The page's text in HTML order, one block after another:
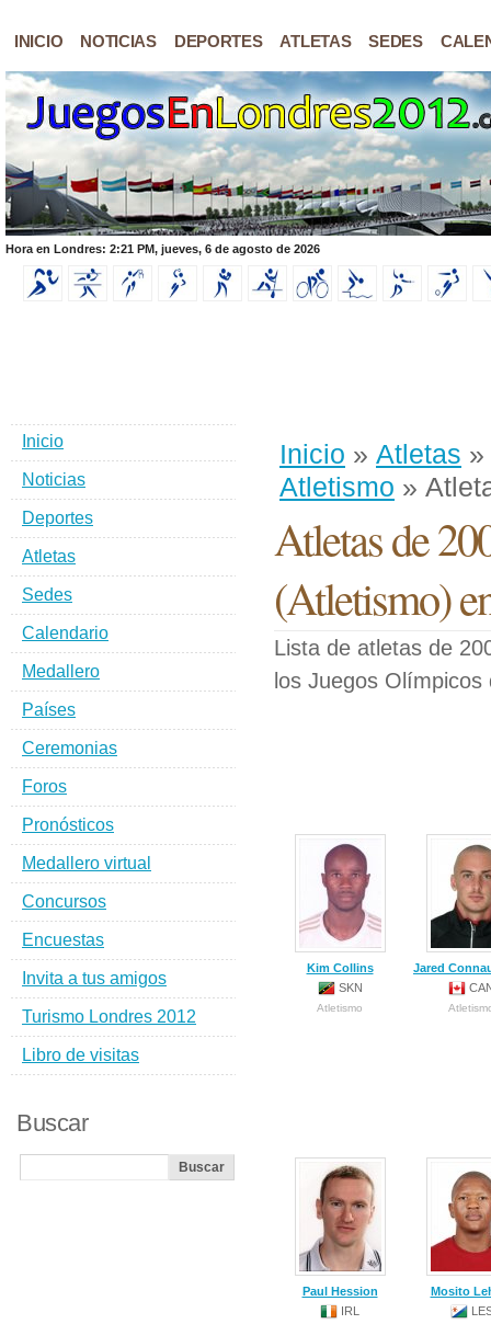
INICIO NOTICIAS DEPORTES ATLETAS SEDES
Hora en Londres: 2:21 PM, jueves, 6 de agosto de 2026
Inicio » Atletas »
Atletismo »
Atletas de
(Atletismo)
Lista de atletas de
los Juegos
Kim Collins
SKN
Atletismo
Jared
Paul Hession
IRL
Mosito
Inicio
Noticias
Deportes
Atletas
Sedes
Calendario
Medallero
Países
Ceremonias
Foros
Pronósticos
Medallero virtual
Concursos
Encuestas
Invita a tus amigos
Turismo Londres 2012
Libro de visitas
Buscar